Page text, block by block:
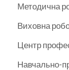
Методична
Виховна
Центр
Навчально-